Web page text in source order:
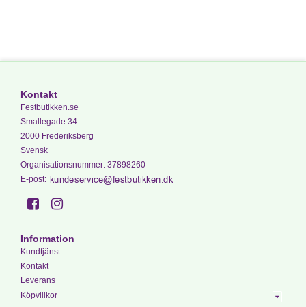
Kontakt
Festbutikken.se
Smallegade 34
2000 Frederiksberg
Svensk
Organisationsnummer: 37898260
E-post:
Information
Kundtjänst
Kontakt
Leverans
Köpvillkor